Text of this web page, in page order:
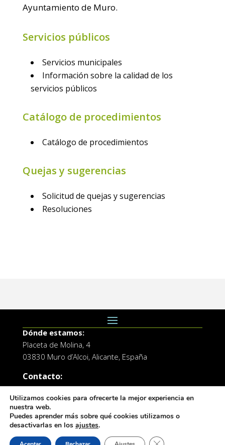
Ayuntamiento de Muro.
Servicios públicos
Servicios municipales
Información sobre la calidad de los
servicios públicos
Catálogo de procedimientos
Catálogo de procedimientos
Quejas y sugerencias
Solicitud de quejas y sugerencias
Resoluciones
Dónde estamos:
Placeta de Molina, 4
03830 Muro d’Alcoi, Alicante, España
Contacto:
Tel.: 96 5530557
email:info@vilademuro.net
Utilizamos cookies para ofrecerte la mejor experiencia en
nuestra web.
Puedes aprender más sobre qué cookies utilizamos o
desactivarlas en los ajustes.
Cerrar el banner de